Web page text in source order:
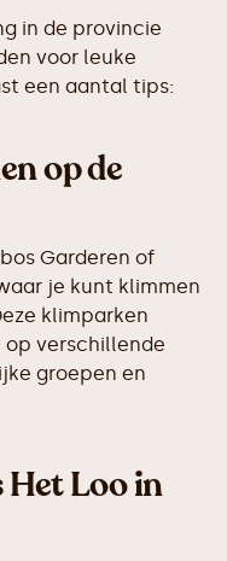
in de provincie
voor leuke
een aantal tips:
op de
Garderen of
je kunt klimmen
klimparken
verschillende
groepen en
Het Loo in